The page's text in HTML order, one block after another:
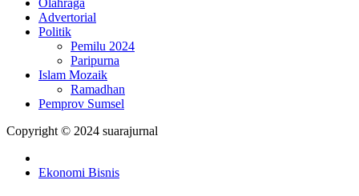
Olahraga
Advertorial
Politik
Pemilu 2024
Paripurna
Islam Mozaik
Ramadhan
Pemprov Sumsel
Copyright © 2024 suarajurnal
Ekonomi Bisnis